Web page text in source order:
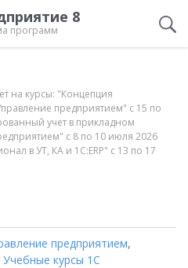
8
программ
на курсы: "Концепция
предприятием" с 15 по
учет в прикладном
с 8 по 10 июля 2026
в УТ, КА и 1С:ERP" с 13 по 17
предприятием,
Учебные курсы 1С